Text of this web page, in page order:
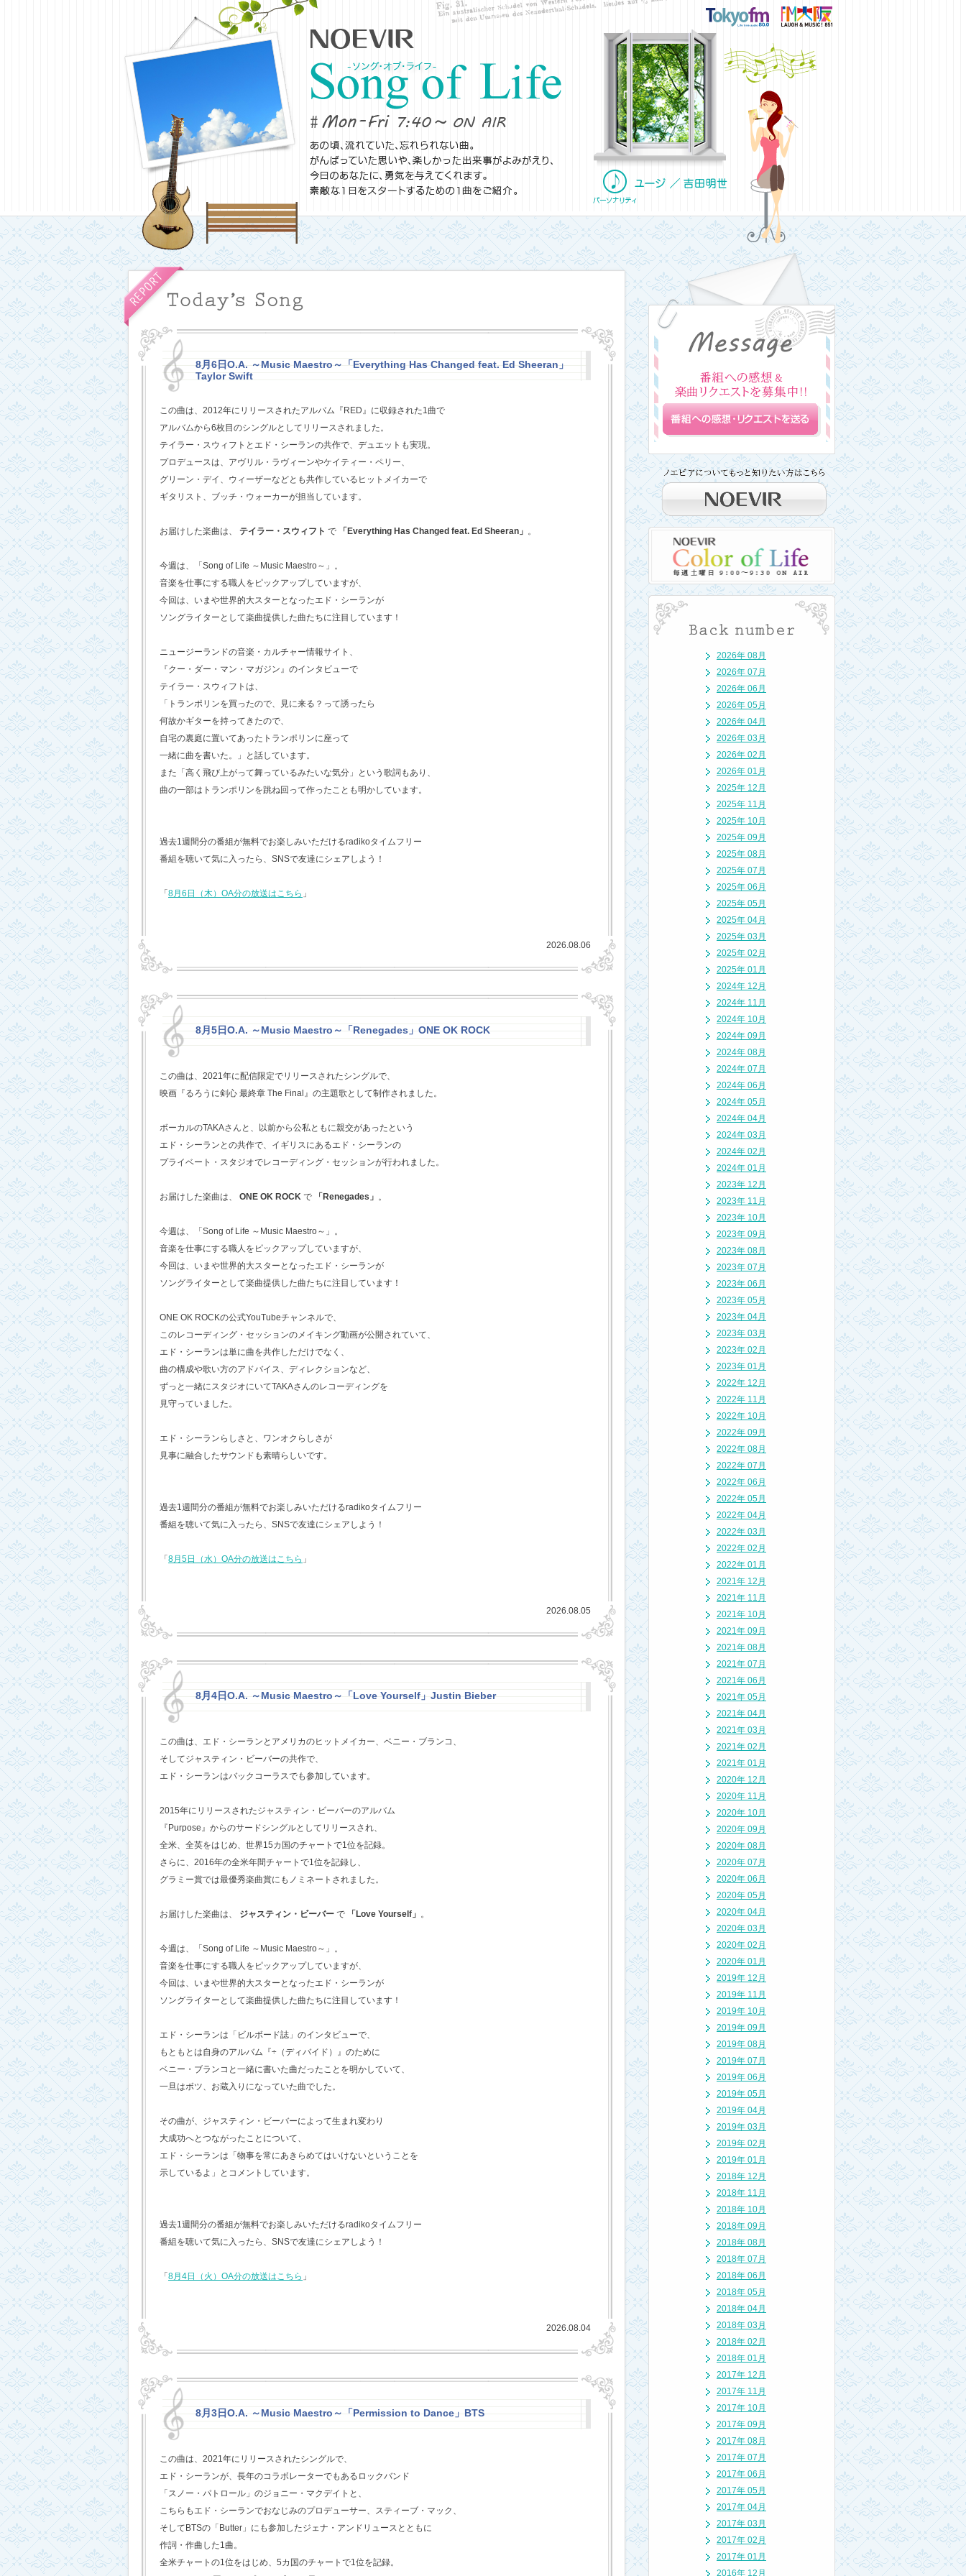
8月6日O.A. ～Music Maestro～「Everything Has Changed feat. Ed Sheeran」
Taylor Swift
この曲は、2012年にリリースされたアルバム『RED』に収録された1曲で
アルバムから6枚目のシングルとしてリリースされました。
テイラー・スウィフトとエド・シーランの共作で、デュエットも実現。
プロデュースは、アヴリル・ラヴィーンやケイティー・ペリー、
グリーン・デイ、ウィーザーなどとも共作しているヒットメイカーで
ギタリスト、ブッチ・ウォーカーが担当しています。
お届けした楽曲は、 テイラー・スウィフト で 「Everything Has Changed feat. Ed Sheeran」 。
今週は、「Song of Life ～Music Maestro～」。
音楽を仕事にする職人をピックアップしていますが、
今回は、いまや世界的大スターとなったエド・シーランが
ソングライターとして楽曲提供した曲たちに注目しています！
ニュージーランドの音楽・カルチャー情報サイト、
『クー・ダー・マン・マガジン』のインタビューで
テイラー・スウィフトは、
「トランポリンを買ったので、見に来る？って誘ったら
何故かギターを持ってきたので、
自宅の裏庭に置いてあったトランポリンに座って
一緒に曲を書いた。」と話しています。
また「高く飛び上がって舞っているみたいな気分」という歌詞もあり、
曲の一部はトランポリンを跳ね回って作ったことも明かしています。
過去1週間分の番組が無料でお楽しみいただけるradikoタイムフリー
番組を聴いて気に入ったら、SNSで友達にシェアしよう！
「 8月6日（木）OA分の放送はこちら 」
2026.08.06
8月5日O.A. ～Music Maestro～「Renegades」ONE OK ROCK
この曲は、2021年に配信限定でリリースされたシングルで、
映画『るろうに剣心 最終章 The Final』の主題歌として制作されました。
ボーカルのTAKAさんと、以前から公私ともに親交があったという
エド・シーランとの共作で、イギリスにあるエド・シーランの
プライベート・スタジオでレコーディング・セッションが行われました。
お届けした楽曲は、 ONE OK ROCK で 「Renegades」 。
今週は、「Song of Life ～Music Maestro～」。
音楽を仕事にする職人をピックアップしていますが、
今回は、いまや世界的大スターとなったエド・シーランが
ソングライターとして楽曲提供した曲たちに注目しています！
ONE OK ROCKの公式YouTubeチャンネルで、
このレコーディング・セッションのメイキング動画が公開されていて、
エド・シーランは単に曲を共作しただけでなく、
曲の構成や歌い方のアドバイス、ディレクションなど、
ずっと一緒にスタジオにいてTAKAさんのレコーディングを
見守っていました。
エド・シーランらしさと、ワンオクらしさが
見事に融合したサウンドも素晴らしいです。
過去1週間分の番組が無料でお楽しみいただけるradikoタイムフリー
番組を聴いて気に入ったら、SNSで友達にシェアしよう！
「 8月5日（水）OA分の放送はこちら 」
2026.08.05
8月4日O.A. ～Music Maestro～「Love Yourself」Justin Bieber
この曲は、エド・シーランとアメリカのヒットメイカー、ベニー・ブランコ、
そしてジャスティン・ビーバーの共作で、
エド・シーランはバックコーラスでも参加しています。
2015年にリリースされたジャスティン・ビーバーのアルバム
『Purpose』からのサードシングルとしてリリースされ、
全米、全英をはじめ、世界15カ国のチャートで1位を記録。
さらに、2016年の全米年間チャートで1位を記録し、
グラミー賞では最優秀楽曲賞にもノミネートされました。
お届けした楽曲は、 ジャスティン・ビーバー で 「Love Yourself」 。
今週は、「Song of Life ～Music Maestro～」。
音楽を仕事にする職人をピックアップしていますが、
今回は、いまや世界的大スターとなったエド・シーランが
ソングライターとして楽曲提供した曲たちに注目しています！
エド・シーランは「ビルボード誌」のインタビューで、
もともとは自身のアルバム『÷（ディバイド）』のために
ベニー・ブランコと一緒に書いた曲だったことを明かしていて、
一旦はボツ、お蔵入りになっていた曲でした。
その曲が、ジャスティン・ビーバーによって生まれ変わり
大成功へとつながったことについて、
エド・シーランは「物事を常にあきらめてはいけないということを
示しているよ」とコメントしています。
過去1週間分の番組が無料でお楽しみいただけるradikoタイムフリー
番組を聴いて気に入ったら、SNSで友達にシェアしよう！
「 8月4日（火）OA分の放送はこちら 」
2026.08.04
8月3日O.A. ～Music Maestro～「Permission to Dance」BTS
この曲は、2021年にリリースされたシングルで、
エド・シーランが、長年のコラボレーターでもあるロックバンド
「スノー・パトロール」のジョニー・マクデイトと、
こちらもエド・シーランでおなじみのプロデューサー、スティーブ・マック、
そしてBTSの「Butter」にも参加したジェナ・アンドリュースとともに
作詞・作曲した1曲。
全米チャートの1位をはじめ、5カ国のチャートで1位を記録。
2026年 08月
2026年 07月
2026年 06月
2026年 05月
2026年 04月
2026年 03月
2026年 02月
2026年 01月
2025年 12月
2025年 11月
2025年 10月
2025年 09月
2025年 08月
2025年 07月
2025年 06月
2025年 05月
2025年 04月
2025年 03月
2025年 02月
2025年 01月
2024年 12月
2024年 11月
2024年 10月
2024年 09月
2024年 08月
2024年 07月
2024年 06月
2024年 05月
2024年 04月
2024年 03月
2024年 02月
2024年 01月
2023年 12月
2023年 11月
2023年 10月
2023年 09月
2023年 08月
2023年 07月
2023年 06月
2023年 05月
2023年 04月
2023年 03月
2023年 02月
2023年 01月
2022年 12月
2022年 11月
2022年 10月
2022年 09月
2022年 08月
2022年 07月
2022年 06月
2022年 05月
2022年 04月
2022年 03月
2022年 02月
2022年 01月
2021年 12月
2021年 11月
2021年 10月
2021年 09月
2021年 08月
2021年 07月
2021年 06月
2021年 05月
2021年 04月
2021年 03月
2021年 02月
2021年 01月
2020年 12月
2020年 11月
2020年 10月
2020年 09月
2020年 08月
2020年 07月
2020年 06月
2020年 05月
2020年 04月
2020年 03月
2020年 02月
2020年 01月
2019年 12月
2019年 11月
2019年 10月
2019年 09月
2019年 08月
2019年 07月
2019年 06月
2019年 05月
2019年 04月
2019年 03月
2019年 02月
2019年 01月
2018年 12月
2018年 11月
2018年 10月
2018年 09月
2018年 08月
2018年 07月
2018年 06月
2018年 05月
2018年 04月
2018年 03月
2018年 02月
2018年 01月
2017年 12月
2017年 11月
2017年 10月
2017年 09月
2017年 08月
2017年 07月
2017年 06月
2017年 05月
2017年 04月
2017年 03月
2017年 02月
2017年 01月
2016年 12月